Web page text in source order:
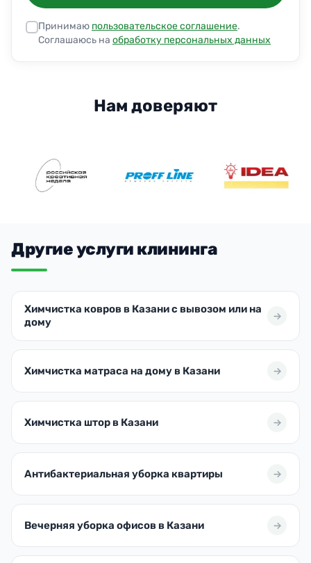
Принимаю пользовательское соглашение.
Соглашаюсь на обработку персональных данных
Нам доверяют
Другие услуги клининга
Химчистка ковров в Казани с вывозом или на
дому
Химчистка матраса на дому в Казани
Химчистка штор в Казани
Антибактериальная уборка квартиры
Вечерняя уборка офисов в Казани